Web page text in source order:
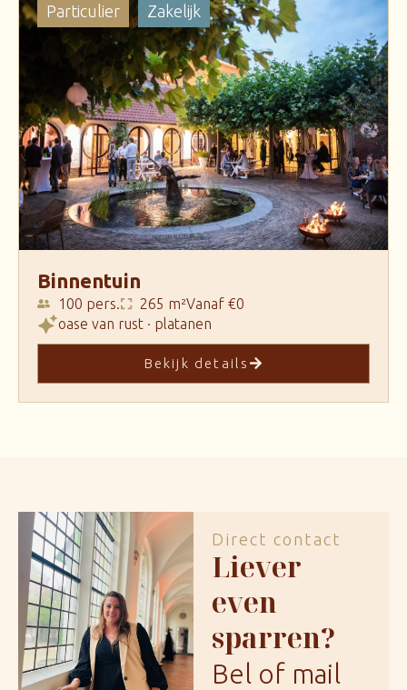
Particulier Zakelijk
Binnentuin
100 pers. 265 m²Vanaf €0
oase van rust · platanen
Bekijk details
Direct contact
Liever
even
sparren?
Bel of mail